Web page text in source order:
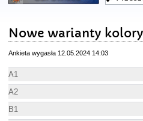
Nowe warianty
Ankieta wygasła 12.05.2024 14:03
A1
A2
B1